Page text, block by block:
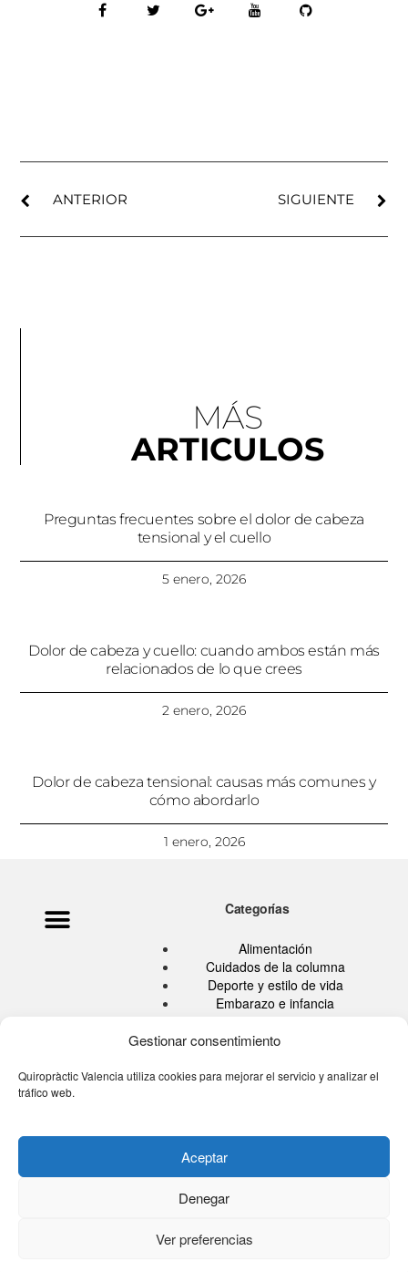
Gestionar consentimiento
Quiropràctic Valencia utiliza cookies para mejorar el servicio y analizar el
tráfico web.
Aceptar
Denegar
Ver preferencias
ANTERIOR SIGUIENTE
MÁS
ARTICULOS
Preguntas frecuentes sobre el dolor de cabeza
tensional y el cuello
5 enero, 2026
Dolor de cabeza y cuello: cuando ambos están más
relacionados de lo que crees
2 enero, 2026
Dolor de cabeza tensional: causas más comunes y
cómo abordarlo
1 enero, 2026
Categorías
Alimentación
Cuidados de la columna
Deporte y estilo de vida
Embarazo e infancia
Quiropráctica
Sin categoría
© 2026 Quiropractic Valencia